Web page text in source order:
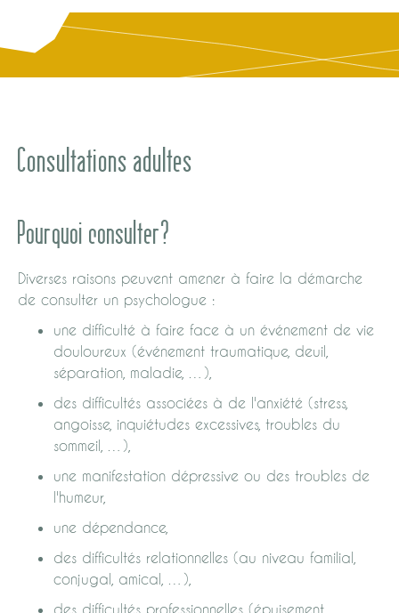
Consultations adultes
Pourquoi consulter?
Diverses raisons peuvent amener à faire la démarche
de consulter un psychologue :
une difficulté à faire face à un événement de vie
douloureux (événement traumatique, deuil,
séparation, maladie, …),
des difficultés associées à de l'anxiété (stress,
angoisse, inquiétudes excessives, troubles du
sommeil, …),
une manifestation dépressive ou des troubles de
l'humeur,
une dépendance,
des difficultés relationnelles (au niveau familial,
conjugal, amical, …),
des difficultés professionnelles (épuisement,